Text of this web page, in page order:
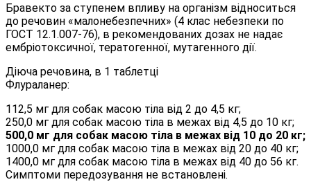
Бравекто за ступенем впливу на організм відноситься
до речовин «малонебезпечних» (4 клас небезпеки по
ГОСТ 12.1.007-76), в рекомендованих дозах не надає
ембріотоксичної, тератогенної, мутагенного дії.
Діюча речовина, в 1 таблетці
Флураланер:
112,5 мг для собак масою тіла від 2 до 4,5 кг;
250,0 мг для собак масою тіла в межах від 4,5 до 10 кг;
500,0 мг для собак масою тіла в межах від 10 до 20 кг;
1000,0 мг для собак масою тіла в межах від 20 до 40 кг;
1400,0 мг для собак масою тіла в межах від 40 до 56 кг.
Симптоми передозування не встановлені.